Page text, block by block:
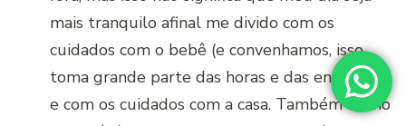
mais tranquilo afinal me divido com os
cuidados com o bebê (e convenhamos, isso
toma grande parte das horas e das energias)
e com os cuidados com a casa. Também tenho